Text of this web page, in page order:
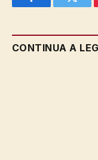
Facebook
CONTINUA A